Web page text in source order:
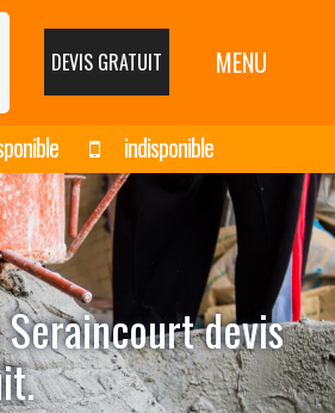
DEVIS GRATUIT MENU
indisponible
devis